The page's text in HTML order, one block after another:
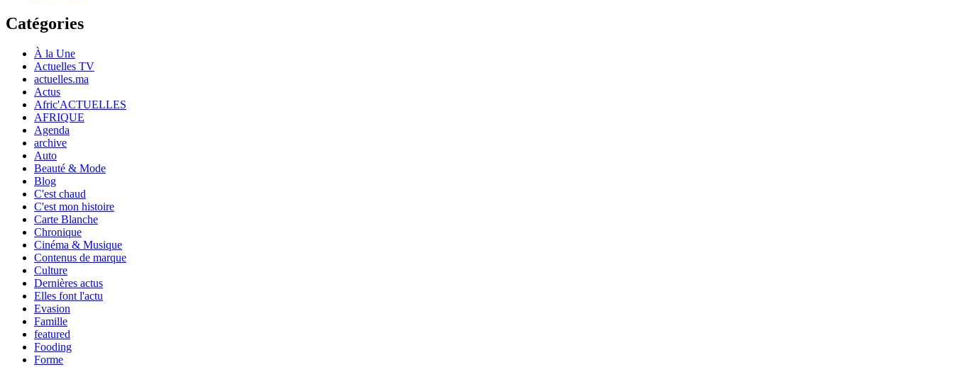
Catégories
À la Une
Actuelles TV
actuelles.ma
Actus
Afric'ACTUELLES
AFRIQUE
Agenda
archive
Auto
Beauté & Mode
Blog
C'est chaud
C'est mon histoire
Carte Blanche
Chronique
Cinéma & Musique
Contenus de marque
Culture
Dernières actus
Elles font l'actu
Evasion
Famille
featured
Fooding
Forme